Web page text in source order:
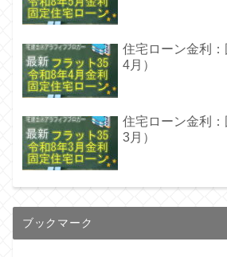
住宅ローン金利
4月）
住宅ローン金利
3月）
ブックマーク